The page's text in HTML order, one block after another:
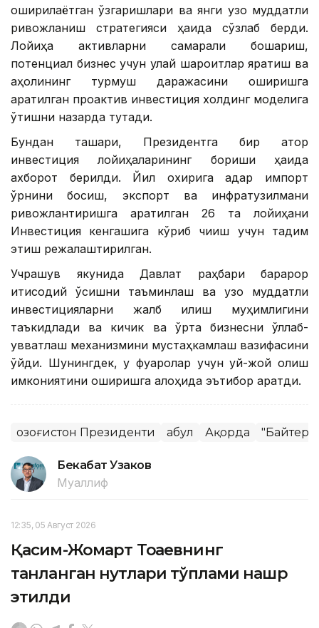
оширилаётган ўзгаришлари ва янги узоқ муддатли
ривожланиш стратегияси ҳақида сўзлаб берди.
Лойиҳа активларни самарали бошқариш,
потенциал бизнес учун қулай шароитлар яратиш ва
аҳолининг турмуш даражасини оширишга
қаратилган проактив инвестиция холдинг моделига
ўтишни назарда тутади.
Бундан ташқари, Президентга бир қатор
инвестиция лойиҳаларининг бориши ҳақида
ахборот берилди. Йил охирига қадар импорт
ўрнини босиш, экспорт ва инфратузилмани
ривожлантиришга қаратилган 26 та лойиҳани
Инвестиция кенгашига кўриб чиқиш учун тақдим
этиш режалаштирилган.
Учрашув якунида Давлат раҳбари барқарор
иқтисодий ўсишни таъминлаш ва узоқ муддатли
инвестицияларни жалб қилиш муҳимлигини
таъкидлади ва кичик ва ўрта бизнесни қўллаб-
қувватлаш механизмини мустаҳкамлаш вазифасини
қўйди. Шунингдек, у фуқаролар учун уй-жой олиш
имкониятини оширишга алоҳида эътибор қаратди.
Қозоғистон Президенти Қабул Ақорда
Бекабат Узаков
Муаллиф
12:35, 05 Август 2026
Қасим-Жомарт Тоқаевнинг
танланган нутқлари тўплами нашр
этилди